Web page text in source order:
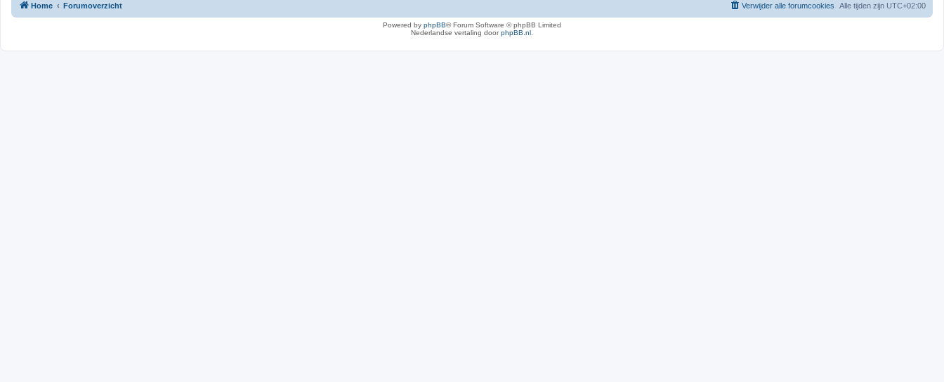
Home Forumoverzicht Alle tijden zijn UTC+02:00
Verwijder alle forumcookies
Powered by phpBB® Forum Software © phpBB Limited
Nederlandse vertaling doorphpBB.nl